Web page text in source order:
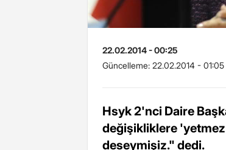
22.02.2014 - 00:25
Güncelleme: 22.02.2014 - 01:05
Hsyk 2'nci Daire
değişikliklere
deseymişiz." dedi.